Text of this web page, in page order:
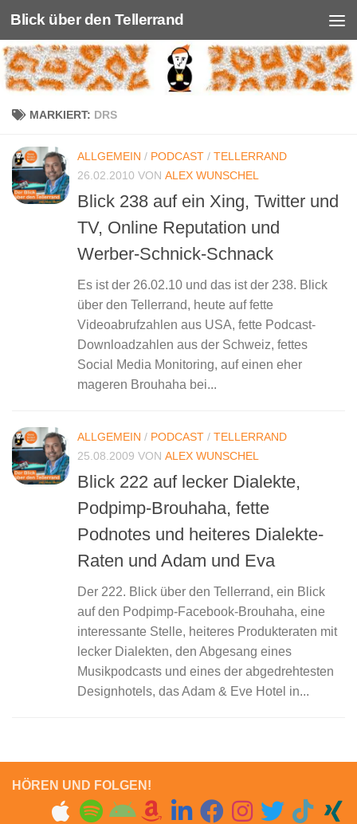
Unter dem Inhalt
Blick über den Tellerrand
MARKIERT: DRS
ALLGEMEIN / PODCAST / TELLERRAND
26.02.2010 VON ALEX WUNSCHEL
Blick 238 auf ein Xing, Twitter und
TV, Online Reputation und
Werber-Schnick-Schnack
Es ist der 26.02.10 und das ist der 238. Blick
über den Tellerrand, heute auf fette
Videoabrufzahlen aus USA, fette Podcast-
Downloadzahlen aus der Schweiz, fettes
Social Media Monitoring, auf einen eher
mageren Brouhaha bei...
ALLGEMEIN / PODCAST / TELLERRAND
25.08.2009 VON ALEX WUNSCHEL
Blick 222 auf lecker Dialekte,
Podpimp-Brouhaha, fette
Podnotes und heiteres Dialekte-
Raten und Adam und Eva
Der 222. Blick über den Tellerrand, ein Blick
auf den Podpimp-Facebook-Brouhaha, eine
interessante Stelle, heiteres Produkteraten mit
lecker Dialekten, den Abgesang eines
Musikpodcasts und eines der abgedrehtesten
Designhotels, das Adam & Eve Hotel in...
HÖREN UND FOLGEN!